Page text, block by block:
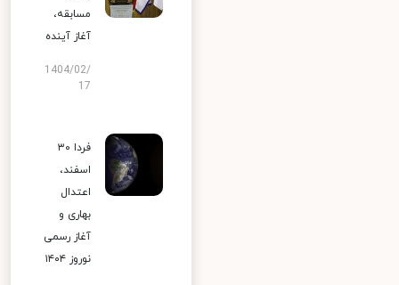
مسابقه،
آغاز آینده
1404/02/
17
فردا ۳۰
اسفند،
اعتدال
بهاری و
آغاز رسمی
نوروز ۱۴۰۴